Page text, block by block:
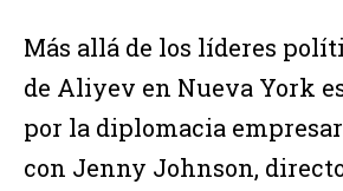
Más allá de los líderes
de Aliyev en Nueva York
por la diplomacia
con Jenny Johnson,